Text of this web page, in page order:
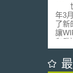
世
年3
了新
讓
和發
一電
一
利